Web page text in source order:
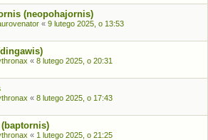
(neopohajornis)
« 9 lutego 2025, o 13:53
« 8 lutego 2025, o 20:31
« 8 lutego 2025, o 17:43
« 1 lutego 2025, o 21:25